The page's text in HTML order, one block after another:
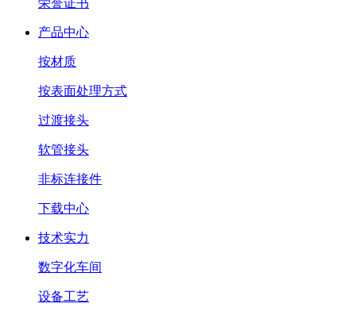
荣誉证书
产品中心
按材质
按表面处理方式
过渡接头
软管接头
非标连接件
下载中心
技术实力
数字化车间
设备工艺